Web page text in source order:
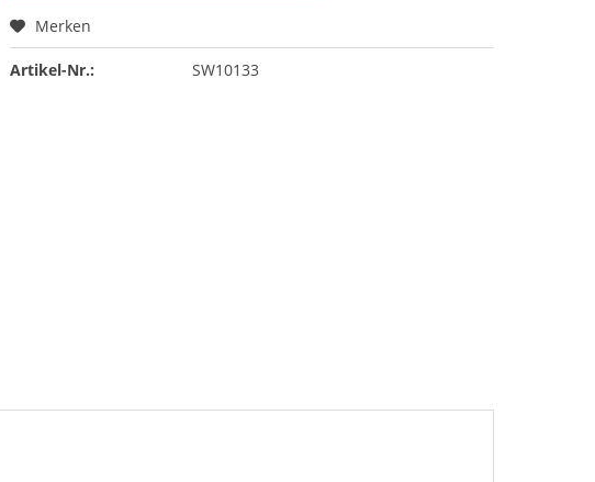
Merken
Artikel-Nr.: SW10133